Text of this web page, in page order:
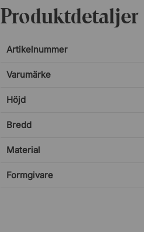
Produktdetaljer
Artikelnummer
Varumärke
Höjd
Bredd
Material
Formgivare